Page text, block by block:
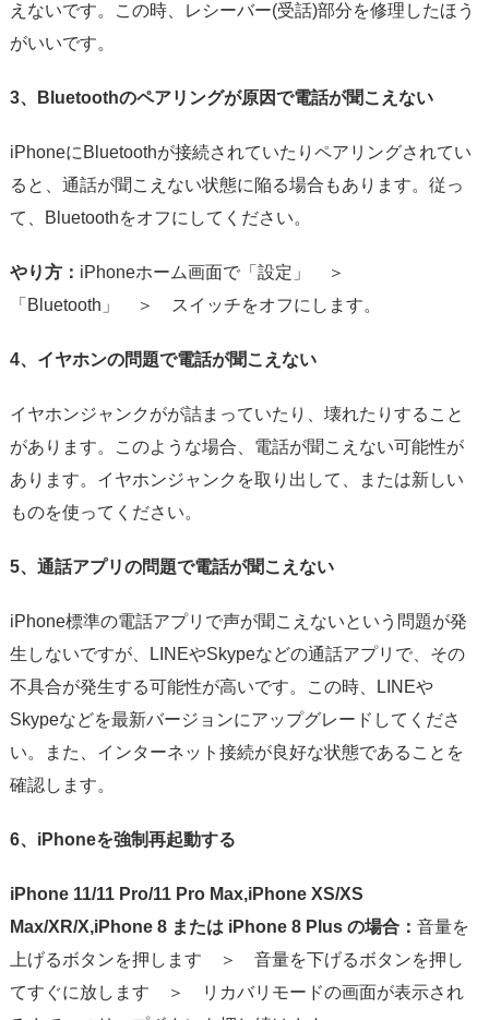
えないです。この時、レシーバー(受話)部分を修理したほう
がいいです。
3、Bluetoothのペアリングが原因で電話が聞こえない
iPhoneにBluetoothが接続されていたりペアリングされてい
ると、通話が聞こえない状態に陥る場合もあります。従っ
て、Bluetoothをオフにしてください。
やり方： iPhoneホーム画面で「設定」 ＞
「Bluetooth」 ＞ スイッチをオフにします。
4、イヤホンの問題で電話が聞こえない
イヤホンジャンクがが詰まっていたり、壊れたりすること
があります。このような場合、電話が聞こえない可能性が
あります。イヤホンジャンクを取り出して、または新しい
ものを使ってください。
5、通話アプリの問題で電話が聞こえない
iPhone標準の電話アプリで声が聞こえないという問題が発
生しないですが、LINEやSkypeなどの通話アプリで、その
不具合が発生する可能性が高いです。この時、LINEや
Skypeなどを最新バージョンにアップグレードしてくださ
い。また、インターネット接続が良好な状態であることを
確認します。
6、iPhoneを強制再起動する
iPhone 11/11 Pro/11 Pro Max,iPhone XS/XS
Max/XR/X,iPhone 8 または iPhone 8 Plus の場合： 音量を
上げるボタンを押します ＞ 音量を下げるボタンを押し
てすぐに放します ＞ リカバリモードの画面が表示され